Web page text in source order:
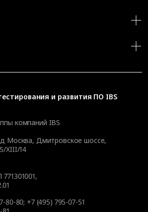
и развития ПО IBS
компаний IBS
Москва, Дмитровское шоссе,
XIII/14
80-80; +7 (495) 795-07-51